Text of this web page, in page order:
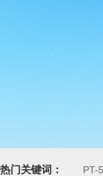
热门关键词： PT-